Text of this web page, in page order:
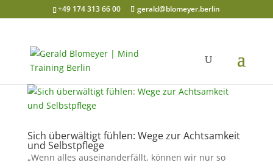
+49 174 313 66 00 gerald@blomeyer.berlin
Sich überwältigt fühlen: Wege zur Achtsamkeit
und Selbstpflege
„Wenn alles auseinanderfällt, können wir nur so